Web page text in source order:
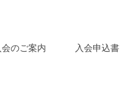
会のご案内 入会申込書